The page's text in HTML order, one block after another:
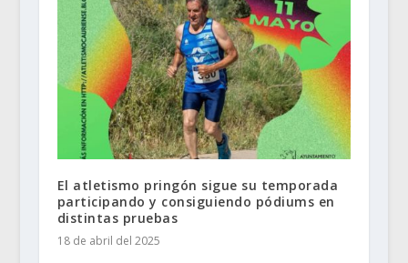
El atletismo pringón sigue su temporada
participando y consiguiendo pódiums en
distintas pruebas
18 de abril del 2025